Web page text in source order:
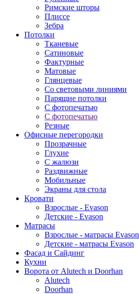
Римские шторы
Плиссе
Зебра
Потолки
Тканевые
Сатиновые
Фактурные
Матовые
Глянцевые
Со световыми линиями
Парящие потолки
С фотопечатью
С фотопечатью
Резные
Офисные перегородки
Прозрачные
Глухие
С жалюзи
Раздвижные
Мобильные
Экраны для стола
Кровати
Взрослые - Evason
Детские - Evason
Матрасы
Взрослые - матрасы Evason
Детские - матрасы Evason
Фасад и Сайдинг
Кухни
Ворота от Alutech и Doorhan
Alutech
Doorhan